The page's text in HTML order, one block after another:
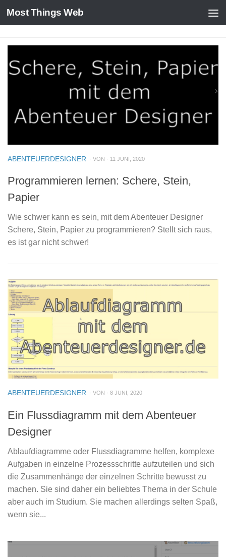
Zum Inhalt springen
Most Things Web
ABENTEUERDESIGNER · VON · 11 JUNI, 2020
Programmieren lernen: Schere, Stein,
Papier
Wie schwer kann es sein, mit dem Abenteuer Designer
Schere, Stein, Papier zu programmieren? Stellt sich raus,
es ist gar nicht schwer!
ABENTEUERDESIGNER · VON · 8 JUNI, 2020
Ein Flussdiagramm mit dem Abenteuer
Designer
Ablaufdiagramme oder Flussdiagramme helfen, komplexe
Aufgaben in einzelne Prozessschritte aufzuteilen und sich
die Zusammenhänge der einzelnen Schritte bewusst zu
machen. Sie sind daher ein beliebtes Thema in der Schule
aber auch im Studium. Sie machen allerdings selten Spaß,
wenn sie...